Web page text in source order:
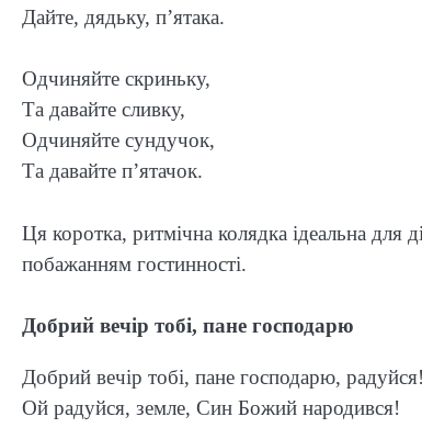
Дайте, дядьку, п’ятака.
Одчиняйте скриньку,
Та давайте сливку,
Одчиняйте сундучок,
Та давайте п’ятачок.
Ця коротка, ритмічна колядка ідеальна для
побажанням гостинності.
Добрий вечір тобі, пане господарю
Добрий вечір тобі, пане господарю, радуйся!
Ой радуйся, земле, Син Божий народився!